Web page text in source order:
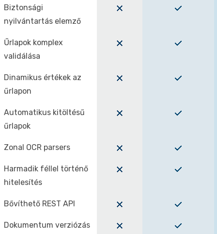
Biztonsági
nyilvántartás elemző
Űrlapok komplex
validálása
Dinamikus értékek az
űrlapon
Automatikus kitöltésű
űrlapok
Zonal OCR parsers
Harmadik féllel történő
hitelesítés
Bővíthető REST API
Dokumentum verziózás